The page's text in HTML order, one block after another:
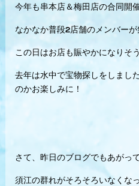
今年も串本店＆梅田店の合同開
なかなか普段2店舗のメンバーが
この日はお店も賑やかになりそ
去年は水中で宝物探しをしまし
のかお楽しみに！
さて、昨日のブログでもあがっ
須江の群れがそろそろいなくな